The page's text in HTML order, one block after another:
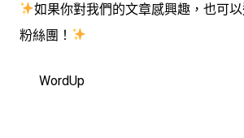
如果你對我們的文章感興趣，也可以
粉絲團！
WordUp